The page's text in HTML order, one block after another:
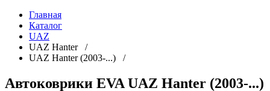
Главная
Каталог
UAZ
UAZ Hanter /
UAZ Hanter (2003-...) /
Автоковрики EVA UAZ Hanter (2003-...)